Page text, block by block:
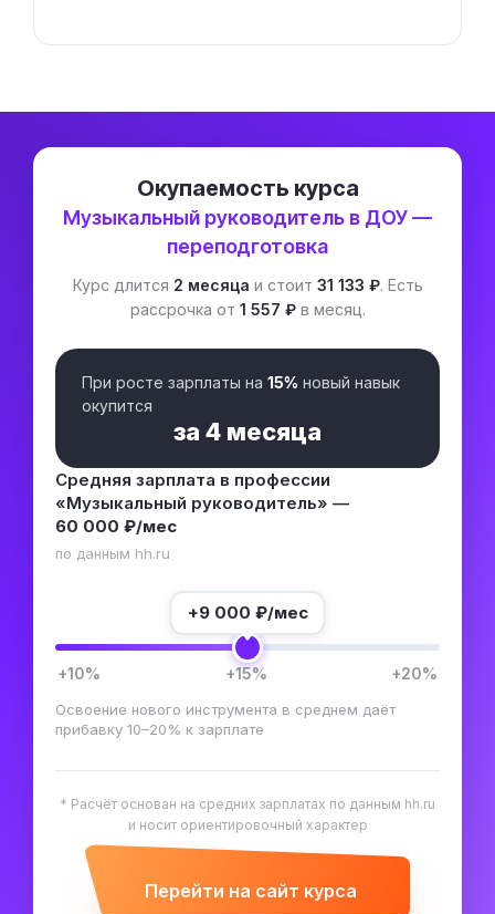
Окупаемость курса
Музыкальный руководитель в ДОУ —
переподготовка
Курс длится 2 месяца и стоит 31 133 ₽. Есть
рассрочка от 1 557 ₽в месяц.
При росте зарплаты на 15% новый навык
окупится
за 4 месяца
Средняя зарплата в профессии
«Музыкальный руководитель» —
60 000 ₽/мес
по данным hh.ru
+9 000 ₽/мес
+10% +15% +20%
Освоение нового инструмента в среднем даёт
прибавку 10–20% к зарплате
* Расчёт основан на средних зарплатах по данным hh.ru
и носит ориентировочный характер
Перейти на сайт курса